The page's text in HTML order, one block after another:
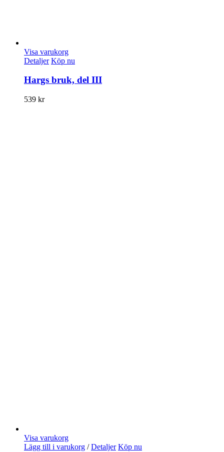
Visa varukorg
Detaljer Köp nu
Hargs bruk, del III
539 kr
Visa varukorg
Lägg till i varukorg / Detaljer Köp nu